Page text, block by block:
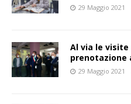
29 Maggio 2021
Al via le
prenotazione
29 Maggio 2021